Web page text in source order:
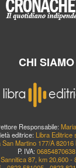
CHI SIAMO
Responsabile:
editrice: Libra Editrice
San Martino 177/A
P. IVA: 06854870638
87, km 20,600 -